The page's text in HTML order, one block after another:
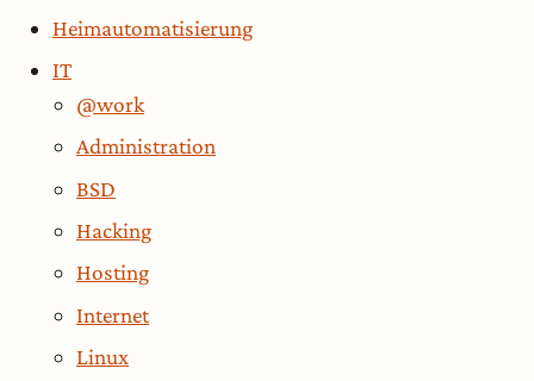
Heimautomatisierung
IT
@work
Administration
BSD
Hacking
Hosting
Internet
Linux